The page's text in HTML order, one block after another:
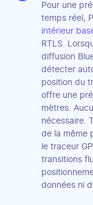
Pour une
temps réel,
intérieur
RTLS.
diffusion
détecter
position du
offre une
mètres.
nécessaire.
de la même
le traceur
transitions
données ni